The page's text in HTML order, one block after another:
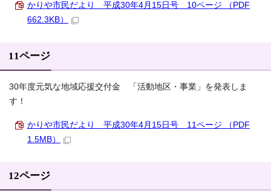
かりや市民だより 平成30年4月15日号 10ページ （PDF
662.3KB）
11ページ
30年度元気な地域応援交付金 「活動地区・事業」を発表しま
す！
かりや市民だより 平成30年4月15日号 11ページ （PDF
1.5MB）
12ページ